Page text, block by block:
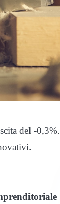
del -0,3%.